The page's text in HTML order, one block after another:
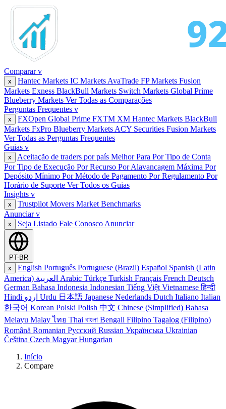
Compararv
x Hantec Markets IC Markets AvaTrade FP Markets Fusion
Markets Exness BlackBull Markets Switch Markets Global Prime
Blueberry Markets Ver Todas as Comparações
Perguntas Frequentes v
x FXOpen Global Prime FXTM XM Hantec Markets BlackBull
Markets FxPro Blueberry Markets ACY Securities Fusion Markets
Ver Todas as Perguntas Frequentes
Guias v
x Aceitação de traders por país Melhor Para Por Tipo de Conta
Por Tipo de Execução Por Recurso Por Alavancagem Máxima Por
Depósito Mínimo Por Método de Pagamento Por Regulamento Por
Horário de Suporte Ver Todos os Guias
Insights v
x Trustpilot Movers Market Benchmarks
Anunciarv
x Seja Listado Fale Conosco Anunciar
PT-BR
x
English Português Portuguese (Brazil) Español Spanish (Latin
America) العربية Arabic Türkçe Turkish Français French Deutsch
German Bahasa Indonesia Indonesian Tiếng Việt Vietnamese हिन्दी
Hindi اردو Urdu 日本語 Japanese Nederlands Dutch Italiano Italian
한국어 Korean Polski Polish 中文 Chinese (Simplified) Bahasa
Melayu Malay ไทย Thai বাংলা Bengali Filipino Tagalog (Filipino)
Română Romanian Русский Russian Українська Ukrainian
Čeština Czech Magyar Hungarian
Início
Compare